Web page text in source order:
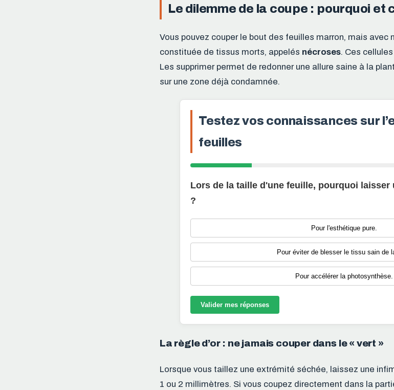
Le dilemme de la coupe : pourquoi et
Vous pouvez couper le bout des feuilles marron, mais avec
constituée de tissus morts, appelés nécroses. Ces
Les supprimer permet de redonner une allure saine à la
sur une zone déjà condamnée.
Testez vos connaissances sur
feuilles
Lors de la taille d'une feuille, pourquoi laisser
?
Pour l'esthétique pure.
Pour éviter de blesser le tissu sain de
Pour accélérer la photosynthèse.
Valider mes réponses
La règle d’or : ne jamais couper dans le « vert »
Lorsque vous taillez une extrémité séchée, laissez une
1 ou 2 millimètres. Si vous coupez directement dans la